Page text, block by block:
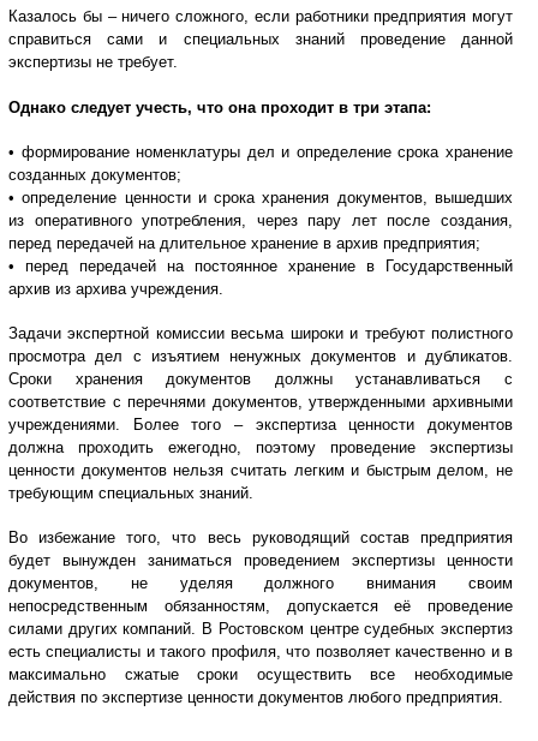
Казалось бы – ничего сложного, если работники предприятия могут
справиться сами и специальных знаний проведение данной
экспертизы не требует.
Однако следует учесть, что она проходит в три этапа:
• формирование номенклатуры дел и определение срока хранение
созданных документов;
• определение ценности и срока хранения документов, вышедших
из оперативного употребления, через пару лет после создания,
перед передачей на длительное хранение в архив предприятия;
• перед передачей на постоянное хранение в Государственный
архив из архива учреждения.
Задачи экспертной комиссии весьма широки и требуют полистного
просмотра дел с изъятием ненужных документов и дубликатов.
Сроки хранения документов должны устанавливаться с
соответствие с перечнями документов, утвержденными архивными
учреждениями. Более того – экспертиза ценности документов
должна проходить ежегодно, поэтому проведение экспертизы
ценности документов нельзя считать легким и быстрым делом, не
требующим специальных знаний.
Во избежание того, что весь руководящий состав предприятия
будет вынужден заниматься проведением экспертизы ценности
документов, не уделяя должного внимания своим
непосредственным обязанностям, допускается её проведение
силами других компаний. В Ростовском центре судебных экспертиз
есть специалисты и такого профиля, что позволяет качественно и в
максимально сжатые сроки осуществить все необходимые
действия по экспертизе ценности документов любого предприятия.